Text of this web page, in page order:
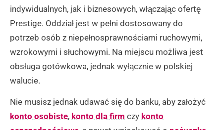
indywidualnych, jak i biznesowych, włączając ofertę
Prestige. Oddział jest w pełni dostosowany do
potrzeb osób z niepełnosprawnościami ruchowymi,
wzrokowymi i słuchowymi. Na miejscu możliwa jest
obsługa gotówkowa, jednak wyłącznie w polskiej
walucie.
Nie musisz jednak udawać się do banku, aby założyć
konto osobiste, konto dla firm czy konto